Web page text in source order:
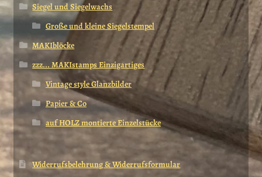
Siegel und Siegelwachs
Große und kleine Siegelstempel
MAKIblöcke
zzz... MAKIstamps Einzigartiges
Vintage style Glanzbilder
Papier & Co
auf HOLZ montierte Einzelstücke
Widerrufsbelehrung & Widerrufsformular